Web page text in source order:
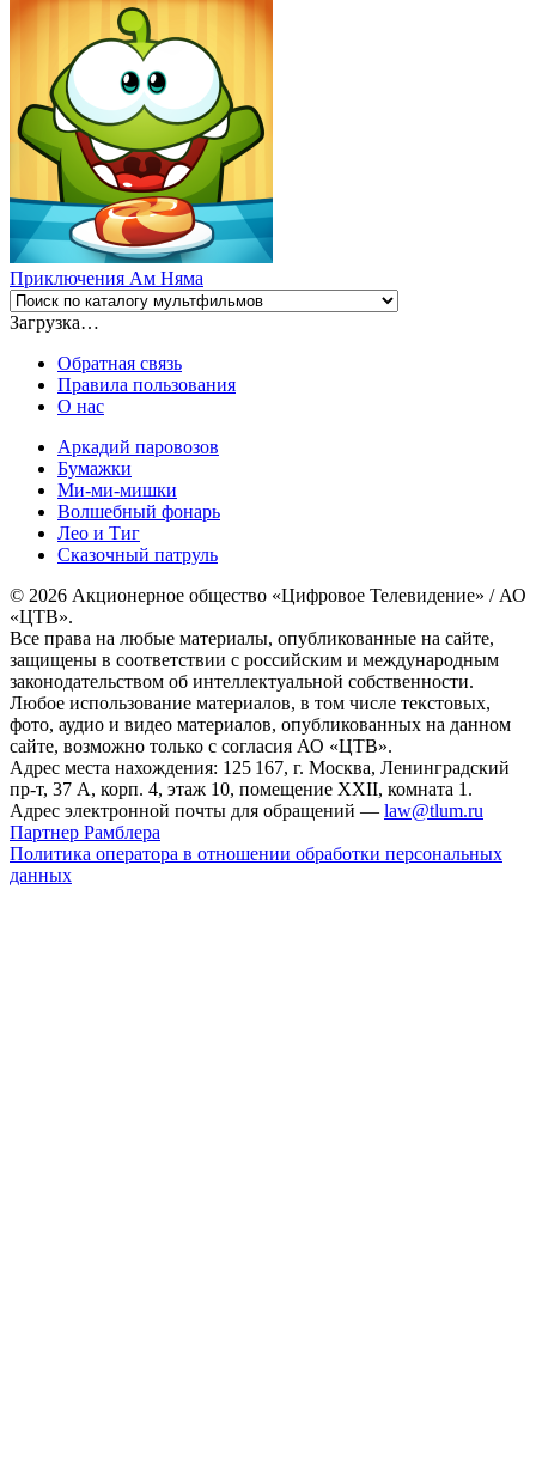
Приключения Ам Няма
Загрузка…
Обратная связь
Правила пользования
О нас
Аркадий паровозов
Бумажки
Ми-ми-мишки
Волшебный фонарь
Лео и Тиг
Сказочный патруль
© 2026 Акционерное общество «Цифровое Телевидение» / АО
«ЦТВ».
Все права на любые материалы, опубликованные на сайте,
защищены в соответствии с российским и международным
законодательством об интеллектуальной собственности.
Любое использование материалов, в том числе текстовых,
фото, аудио и видео материалов, опубликованных на данном
сайте, возможно только с согласия АО «ЦТВ».
Адрес места нахождения: 125 167, г. Москва, Ленинградский
пр-т, 37 А, корп. 4, этаж 10, помещение XXII, комната 1.
Адрес электронной почты для обращений — law@tlum.ru
Партнер Рамблера
Политика оператора в отношении обработки персональных
данных